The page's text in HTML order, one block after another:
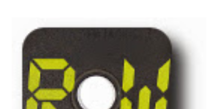
compilação do Windows 10. Até lá!